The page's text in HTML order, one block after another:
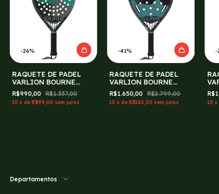
-26%
RAQUETE DE PADEL
VARLION BOURNE
SUMMUM CARBON
BLACK
R$990,00 R$1.337,00
10 x de R$99,00 sem juros
-41%
RAQUETE DE PADEL
VARLION BOURNE
SUMMUM PRISMA
RADIO W
R$1.650,00 R$2.799,00
10 xdeR$165,00 sem juros
-
10 x
Departamentos